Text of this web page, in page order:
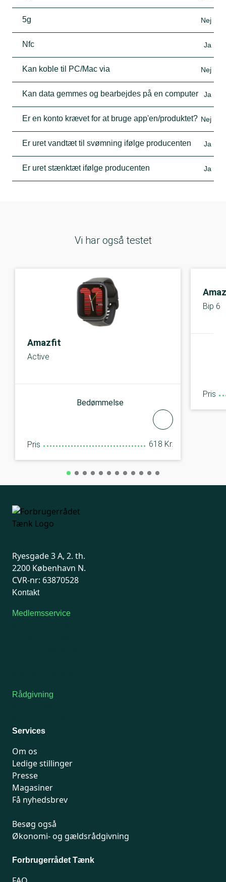
5g Nej
Nfc Ja
Kan koble til PC/Mac via Nej
Kan data gemmes og bearbejdes på en computer Ja
Er en konto krævet for at bruge app'en/produktet? Nej
Er uret vandtæt til svømning ifølge producenten Ja
Er uret stænktæt ifølge producenten Ja
Vi har også testet
Amazfit
Active
Bedømmelse
Pris 618 Kr.
Bip 6
Pris
Ryesgade 3 A, 2. th.
2200 København N.
CVR-nr: 63870528
Kontakt
Medlemsservice
Rådgivning
Services
Om os
Ledige stillinger
Presse
Magasiner
Få nyhedsbrev
Besøg også
Økonomi- og gældsrådgivning
Forbrugerrådet Tænk